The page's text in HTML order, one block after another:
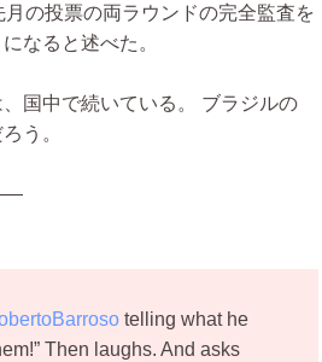
の投票の両ラウンドの完全監査を
なると述べた。
国中で続いている。 ブラジルの
う。
telling what he
Then laughs. And asks